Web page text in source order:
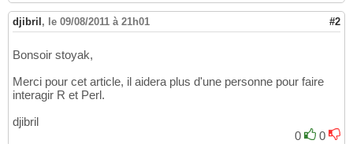
djibril , le 09/08/2011 à 21h01 #2
Bonsoir stoyak,
Merci pour cet article, il aidera plus d'une personne pour faire
interagir R et Perl.
djibril
0
0